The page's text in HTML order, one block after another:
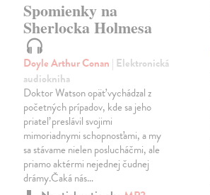
Spomienky na
Sherlocka Holmesa
Doyle Arthur Conan | Elektronická
audiokniha
Doktor Watson opäť vychádzal z
početných prípadov, kde sa jeho
priateľ preslávil svojimi
mimoriadnymi schopnosťami, a my
sa stávame nielen poslucháčmi, ale
priamo aktérmi nejednej čudnej
drámy.Čaká nás…